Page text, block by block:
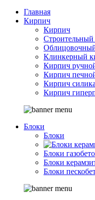
Главная
Кирпич
Кирпич
Клинкерный
Кирпич
Кирпич
Кирпич
Кирпич
Блоки
Блоки
Блоки
Блоки
Блоки